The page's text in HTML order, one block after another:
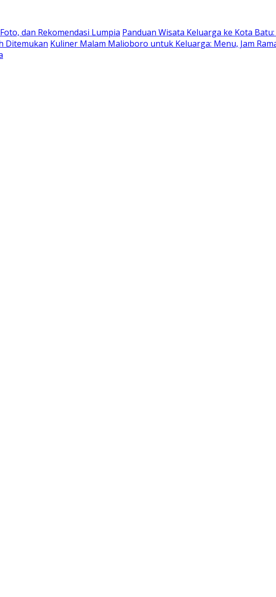
dan Rekomendasi Lumpia Panduan Wisata Keluarga ke Kota
Ditemukan Kuliner Malam Malioboro untuk Keluarga: Menu, Jam